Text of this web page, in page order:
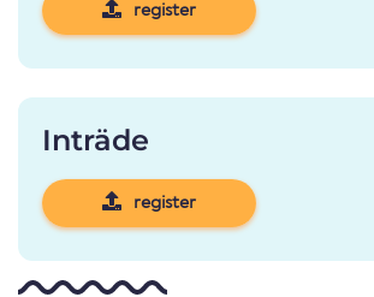
register
Inträde
register